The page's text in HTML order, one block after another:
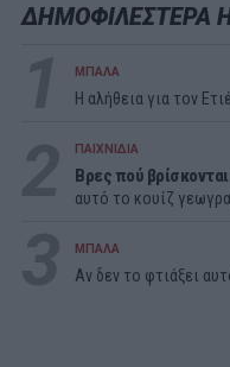
ΔΗΜΟΦΙΛΕΣΤΕΡΑ
ΜΠΑΛΑ
Η αλήθεια για τον
ΠΑΙΧΝΙΔΙΑ
Βρες πού
αυτό το κουίζ
ΜΠΑΛΑ
Αν δεν το φτιάξει